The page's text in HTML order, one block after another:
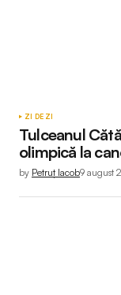
ZI DE ZI
Tulceanul
olimpică la
by Petruț Iacob9 august